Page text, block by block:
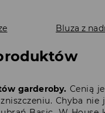
Bluza z
garderoby. Cenią
Chyba